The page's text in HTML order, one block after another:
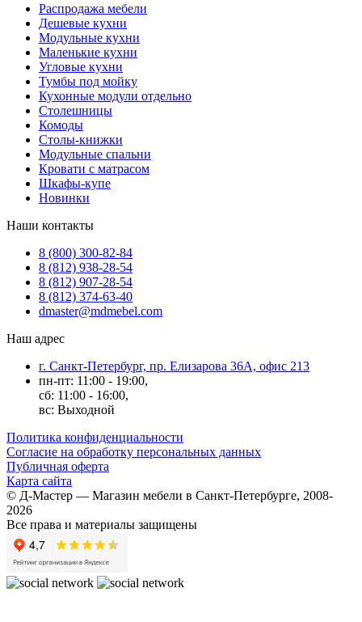
Распродажа мебели
Дешевые кухни
Модульные кухни
Маленькие кухни
Угловые кухни
Тумбы под мойку
Кухонные модули отдельно
Столешницы
Комоды
Столы-книжки
Модульные спальни
Кровати с матрасом
Шкафы-купе
Новинки
Наши контакты
8 (800) 300-82-84
8 (812) 938-28-54
8 (812) 907-28-54
8 (812) 374-63-40
dmaster@mdmebel.com
Наш адрес
г. Санкт-Петербург, пр. Елизарова 36А, офис 213
пн-пт: 11:00 - 19:00,
сб: 11:00 - 16:00,
вс: Выходной
Политика конфиденциальности
Согласие на обработку персональных данных
Публичная оферта
Карта сайта
© Д-Мастер — Магазин мебели в Санкт-Петербурге, 2008-
2026
Все права и материалы защищены